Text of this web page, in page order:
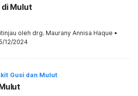
di Mulut
oleh drg. Maurany Annisa Haque •
12/2024
Gusi dan Mulut